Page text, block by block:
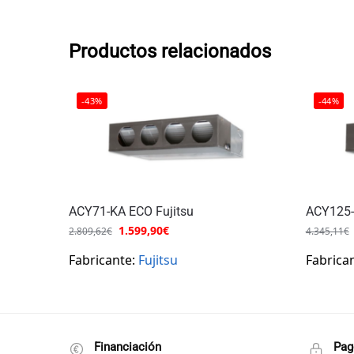
Productos relacionados
-43%
ACY71-KA ECO Fujitsu
2.809,62€ 1.599,90€
Fabricante: Fujitsu
-44%
4.345,11€
Financiación